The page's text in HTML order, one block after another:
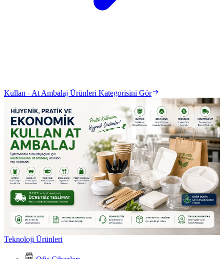
Kullan - At Ambalaj Ürünleri Kategorisini Gör
Teknoloji Ürünleri